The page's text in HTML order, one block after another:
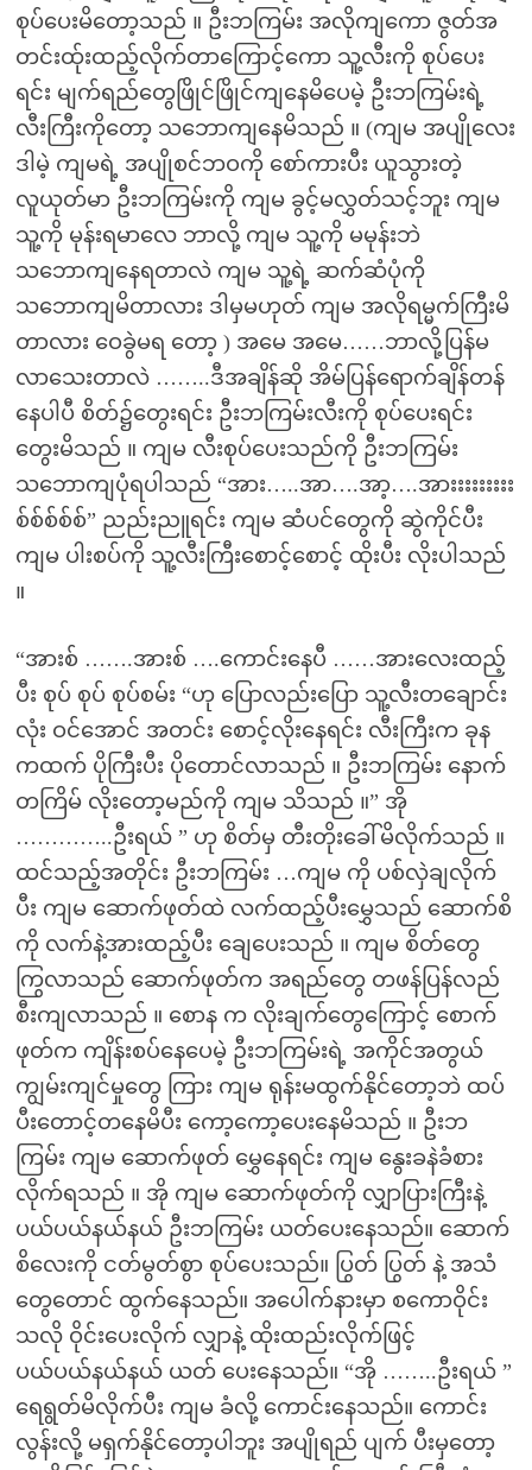
စုပ်ပေးမိတော့သည် ။ ဦးဘကြမ်း အလိုကျကော ဇွတ်အ
တင်းထ်ုးထည့်လိုက်တာကြောင့်ကော သူ့လီးကို စုပ်ပေး
ရင်း မျက်ရည်တွေဖြိုင်ဖြိုင်ကျနေမိပေမဲ့ ဦးဘကြမ်းရဲ့
လီးကြီးကိုတော့ သဘောကျနေမိသည် ။ (ကျမ အပျိုလေး
ဒါမဲ့ ကျမရဲ့ အပျိုစင်ဘဝကို စော်ကားပီး ယူသွားတဲ့
လူယုတ်မာ ဦးဘကြမ်းကို ကျမ ခွင့်မလွှတ်သင့်ဘူး ကျမ
သူ့ကို မုန်းရမာလေ ဘာလို့ ကျမ သူ့ကို မမုန်းဘဲ
သဘောကျနေရတာလဲ ကျမ သူ့ရဲ့ ဆက်ဆံပုံကို
သဘောကျမိတာလား ဒါမှမဟုတ် ကျမ အလိုရမ္မက်ကြီးမိ
တာလား ဝေခွဲမရ တော့ ) အမေ အမေ……ဘာလို့ပြန်မ
လာသေးတာလဲ ……..ဒီအချိန်ဆို အိမ်ပြန်ရောက်ချိန်တန်
နေပါပီ စိတ်၌တွေးရင်း ဦးဘကြမ်းလီးကို စုပ်ပေးရင်း
တွေးမိသည် ။ ကျမ လီးစုပ်ပေးသည်ကို ဦးဘကြမ်း
သဘောကျပုံရပါသည် “အား…..အာ….အာ့….အားးးးးးးးး
စ်စ်စ်စ်စ်” ညည်းညူရင်း ကျမ ဆံပင်တွေကို ဆွဲကိုင်ပီး
ကျမ ပါးစပ်ကို သူ့လီးကြီးစောင့်စောင့် ထိုးပီး လိုးပါသည်
။
“အားစ် …….အားစ် ….ကောင်းနေပီ ……အားလေးထည့်
ပီး စုပ် စုပ် စုပ်စမ်း “ဟု ပြောလည်းပြော သူ့လီးတချောင်း
လုံး ဝင်အောင် အတင်း စောင့်လိုးနေရင်း လီးကြီးက ခုန
ကထက် ပိုကြီးပီး ပိုတောင်လာ‌သည် ။ ဦးဘကြမ်း‌ နောက်
တကြိမ် လိုးတော့မည်ကို ကျမ သိသည် ။” အို
…………..ဦးရယ် ” ဟု စိတ်မှ တီးတိုးခေါ်မိလိုက်သည် ။
ထင်သည့်အတိုင်း ဦးဘကြမ်း …ကျမ ကို ပစ်လှဲချလိုက်
ပီး ကျမ ဆောက်ဖုတ်ထဲ လက်ထည့်ပီးမွှေသည် ဆောက်စိ
ကို လက်နဲ့အားထည့်ပီး ချေပေးသည် ။ ကျမ စိတ်တွေ
ကြွလာသည် ဆောက်ဖုတ်က အရည်တွေ တဖန်ပြန်လည်
စီးကျလာသည် ။ စောန က လိုးချက်တွေကြောင့် စောက်
ဖုတ်က ကျိန်းစပ်နေပေမဲ့ ဦးဘကြမ်းရဲ့ အကိုင်အတွယ်
ကျွမ်းကျင်မှုတွေ ကြား ကျမ ရုန်းမထွက်နိုင်တော့ဘဲ ထပ်
ပီးတောင့်တနေမိပီး ကော့ကော့ပေးနေမိသည် ။ ဦးဘ
ကြမ်း ကျမ ဆောက်ဖုတ် မွှေနေရင်း ကျမ နွေးခနဲခံစား
လိုက်ရသည် ။ အို ကျမ ဆောက်ဖုတ်ကို လျှာပြားကြီးနဲ့
ပယ်ပယ်နယ်နယ် ဦးဘကြမ်း ယတ်‌ပေး‌နေသည်။ ဆောက်
စိလေးကို ငတ်မွတ်စွာ စုပ်ပေးသည်။ ပြွတ် ပြွတ် နဲ့ အသံ
တွေတောင် ထွက်နေသည်။ အပေါက်နားမှာ စကောဝိုင်း
သလို ဝိုင်းပေးလိုက် လျှာနဲ့ ထိုးထည်းလိုက်ဖြင့်
ပယ်ပယ်နယ်နယ် ယတ် ပေးနေသည်။ “အို ……..ဦးရယ် ”
ရေရွတ်မိလိုက်ပီး ကျမ ခံလို့ ကောင်းနေသည်။ ကောင်း
လွန်းလို့ မရှက်နိုင်‌တော့ပါဘူး အပျိုရည် ပျက် ပီးမှတော့